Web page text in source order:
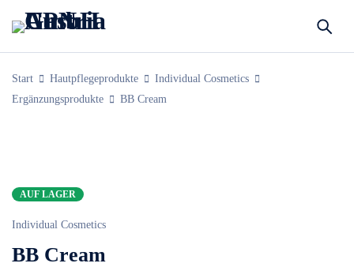
Start Hautpflegeprodukte
Individual Cosmetics
Ergänzungsprodukte
BB Cream
AUF LAGER
Individual Cosmetics
BB Cream